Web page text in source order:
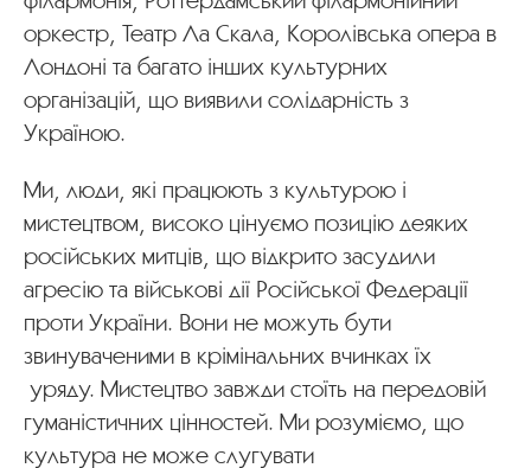
оркестр, Театр Ла Скала, Королівська опера в
Лондоні та багато інших культурних
організацій, що виявили солідарність з
Україною.
Ми, люди, які працюють з культурою і
мистецтвом, високо цінуємо позицію деяких
російських митців, що відкрито засудили
агресію та військові дії Російської Федерації
проти України. Вони не можуть бути
звинуваченими в крімінальних вчинках їх
уряду. Мистецтво завжди стоїть на передовій
гуманістичних цінностей. Ми розуміємо, що
культура не може слугувати